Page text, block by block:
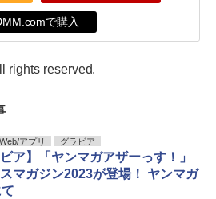
で購入
rights reserved.
Web/アプリ グラビア
ビア】「ヤンマガアザーっす！」
マガジン2023が登場！ ヤンマガ